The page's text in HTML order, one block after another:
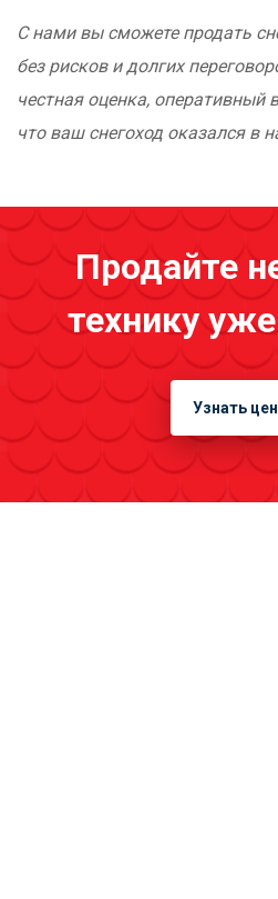
С нами вы сможете продать
без рисков и долгих
честная оценка, оперативный
что ваш снегоход оказался в
Продайте
технику
Узнать